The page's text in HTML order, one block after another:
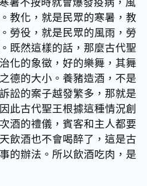
教化，就是民眾的寒暑，教
勞役，就是民眾的風雨，勞
既然這樣的話，那麼古代聖
化的象徵，好的樂舞，其舞
德的大小。養豬造酒，不是
訟的案子越發繁多，那就是
此古代聖王根據這種情況創
酒的禮儀，賓客和主人都要
飲酒也不會喝醉了，這是古
的辦法。所以飲酒吃肉，是